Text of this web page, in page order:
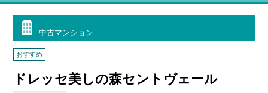
中古マンション
おすすめ
ドレッセ美しの森セントヴェール